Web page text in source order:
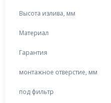
Высота излива, мм
Материал
Гарантия
монтажное отверстие, мм
под фильтр